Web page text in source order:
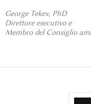
George Tekev, PhD
Direttore esecutivo e
Membro del Consiglio